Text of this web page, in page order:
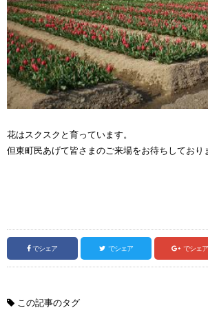
花はスクスクと育っています。
但東町民あげて皆さまのご来場をお待ちしており
でシェア でシェア でシェア
この記事のタグ